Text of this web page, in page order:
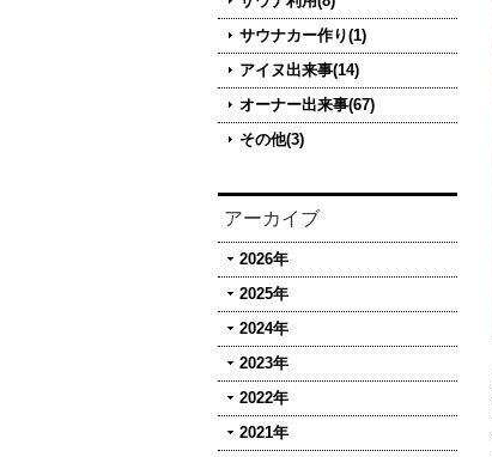
サウナカー作り(1)
アイヌ出来事(14)
オーナー出来事(67)
その他(3)
アーカイブ
2026年
2025年
2024年
2023年
2022年
2021年